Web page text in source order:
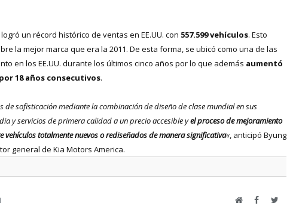
un récord histórico de ventas en EE.UU. con 557.599 vehículos. Esto
la mejor marca que era la 2011. De esta forma, se ubicó como una de las
en los EE.UU. durante los últimos cinco años por lo que además aumentó
18 años consecutivos.
de sofisticación mediante la combinación de diseño de clase mundial en sus
y servicios de primera calidad a un precio accesible yel proceso de mejoramiento
vehículos totalmente nuevos o rediseñados de manera significativa«, anticipó Byung
general de Kia Motors America.
Web FacebookTwitter